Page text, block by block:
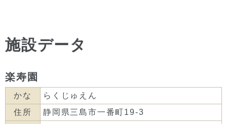
施設データ
楽寿園
かな
らくじゅえん
住所
静岡県三島市一番町19-3